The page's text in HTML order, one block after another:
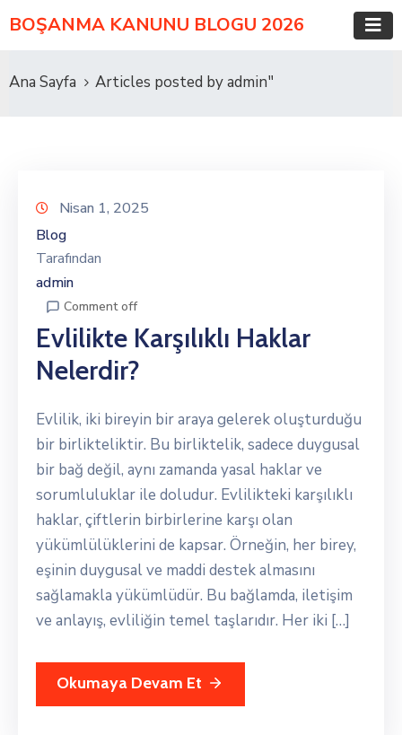
BOŞANMA KANUNU BLOGU 2026
Ana Sayfa Articles posted by admin"
Nisan 1, 2025
Blog
Tarafından
admin
Comment off
Evlilikte Karşılıklı Haklar
Nelerdir?
Evlilik, iki bireyin bir araya gelerek oluşturduğu
bir birlikteliktir. Bu birliktelik, sadece duygusal
bir bağ değil, aynı zamanda yasal haklar ve
sorumluluklar ile doludur. Evlilikteki karşılıklı
haklar, çiftlerin birbirlerine karşı olan
yükümlülüklerini de kapsar. Örneğin, her birey,
eşinin duygusal ve maddi destek almasını
sağlamakla yükümlüdür. Bu bağlamda, iletişim
ve anlayış, evliliğin temel taşlarıdır. Her iki […]
Okumaya Devam Et